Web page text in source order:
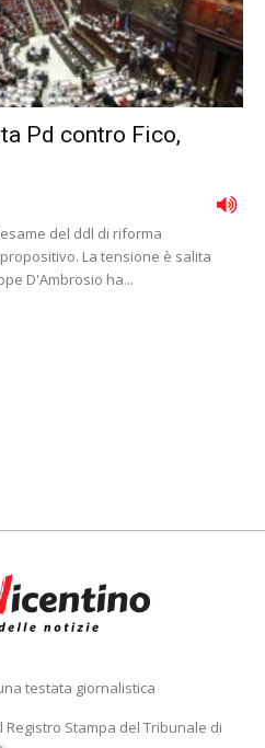
Pd contro Fico,
del ddl di riforma
La tensione è salita
D'Ambrosio ha...
testata giornalistica
Registro Stampa del Tribunale di